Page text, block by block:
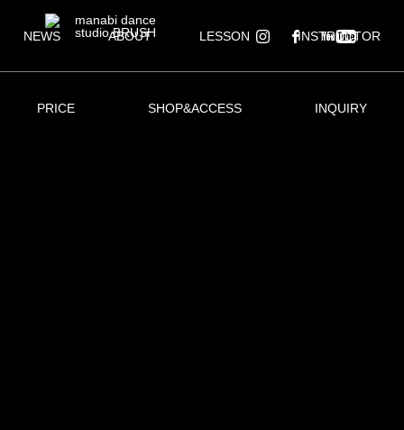
NEWS ABOUT LESSON INSTRUCTOR
PRICE SHOP&ACCESS INQUIRY